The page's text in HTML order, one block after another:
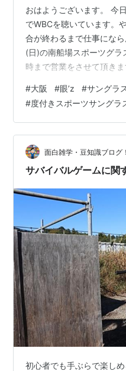
おはようございます。 今
でWBCを聴いています。
合が終わるまで仕事にな
(日)の南船場スポーツグラ
時まで営業をさせて頂き
承ります。 ご来店心より
お問い合わせ06-6251-
仕様の耐衝撃性に優れた
ラスを作成をさせて頂き
す。 今後もメンテナンス
#大阪 #眼’z #サングラ
#度付きスポーツサングラ
面白雑学・豆知識ブログ！
サバイバルゲームに関
初心者でも手ぶらで楽し